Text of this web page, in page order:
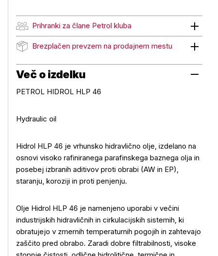
Prihranki za člane Petrol kluba
Prihranki za člane Petrol kluba
Brezplačen prevzem na prodajnem mestu
Brezplačen prevzem na prodajnem mestu
Več o izdelku
PETROL HIDROL HLP 46
Hydraulic oil
Hidrol HLP 46 je vrhunsko hidravlično olje, izdelano na
osnovi visoko rafiniranega parafinskega baznega olja in
posebej izbranih aditivov proti obrabi (AW in EP),
staranju, koroziji in proti penjenju.
Olje Hidrol HLP 46 je namenjeno uporabi v večini
industrijskih hidravličnih in cirkulacijskih sistemih, ki
obratujejo v zmernih temperaturnih pogojih in zahtevajo
zaščito pred obrabo. Zaradi dobre filtrabilnosti, visoke